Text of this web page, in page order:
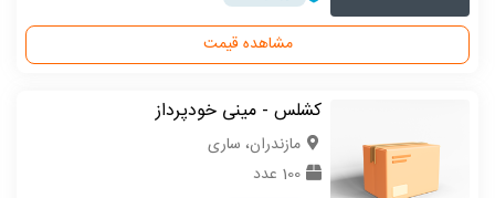
مشاهده قیمت
کشلس - مینی خودپرداز
مازندران، ساری
100 عدد